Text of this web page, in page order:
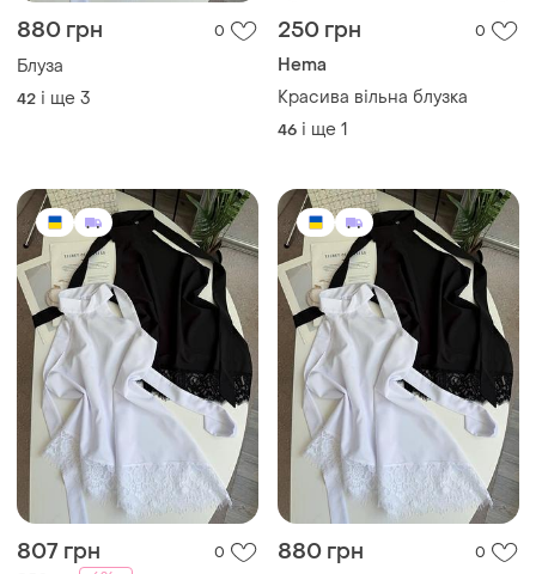
807 грн 0
850 грн -6%
Блуза
42 і ще 3
880 грн 0
Блуза
і ще 3